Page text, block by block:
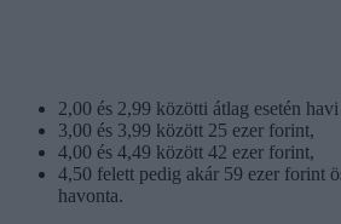
2,00 és 2,99 közötti átlag esetén
3,00 és 3,99 között 25 ezer forint,
4,00 és 4,49 között 42 ezer forint,
4,50 felett pedig akár 59 ezer forint
havonta.